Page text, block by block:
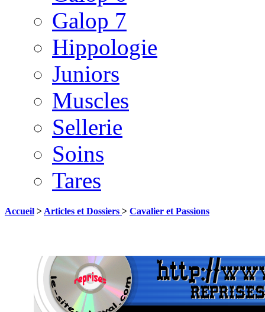
Galop 7
Hippologie
Juniors
Muscles
Sellerie
Soins
Tares
Accueil > Articles et Dossiers > Cavalier et Passions